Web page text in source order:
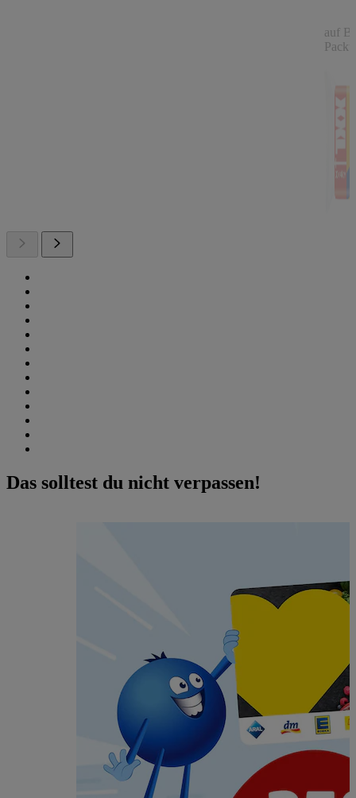
auf
Das solltest du nicht verpassen!